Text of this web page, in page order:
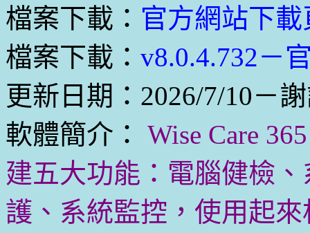
檔案下載： 官方網站下載
檔案下載： v8.0.4.732－
更新日期：2026/7/10－
軟體簡介：
Wise Care
建五大功能：電腦健檢
護、系統監控，使用起